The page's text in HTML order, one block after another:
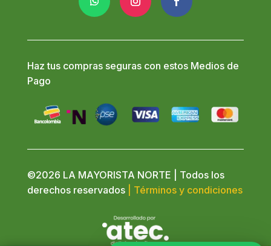
Haz tus compras seguras con estos Medios de
Pago
©2026 LA MAYORISTA NORTE | Todos los
derechos reservados
| Términos y condiciones